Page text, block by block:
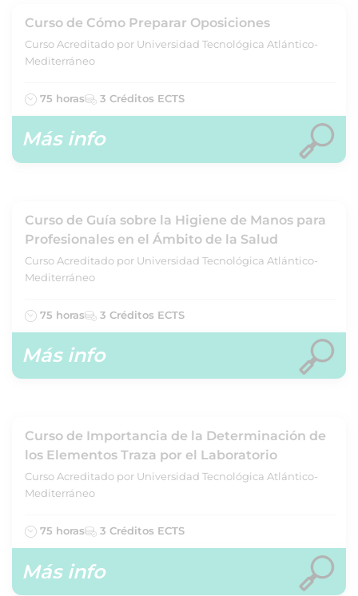
Curso de Cómo Preparar Oposiciones
Curso Acreditado por Universidad Tecnológica Atlántico-
Mediterráneo
75 horas 3 Créditos ECTS
Más info
Curso de Guía sobre la Higiene de Manos para
Profesionales en el Ámbito de la Salud
Curso Acreditado por Universidad Tecnológica Atlántico-
Mediterráneo
75 horas 3 Créditos ECTS
Más info
Curso de Importancia de la Determinación de
los Elementos Traza por el Laboratorio
Curso Acreditado por Universidad Tecnológica Atlántico-
Mediterráneo
75 horas 3 Créditos ECTS
Más info